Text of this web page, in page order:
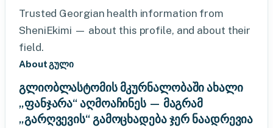
Trusted Georgian health information from
SheniEkimi — about this profile, and about their
field.
About გული
გლიობლასტომის მკურნალობაში ახალი
„ფანჯარა“ აღმოაჩინეს — მაგრამ
„გარღვევის“ გამოცხადება ჯერ ნაადრევია